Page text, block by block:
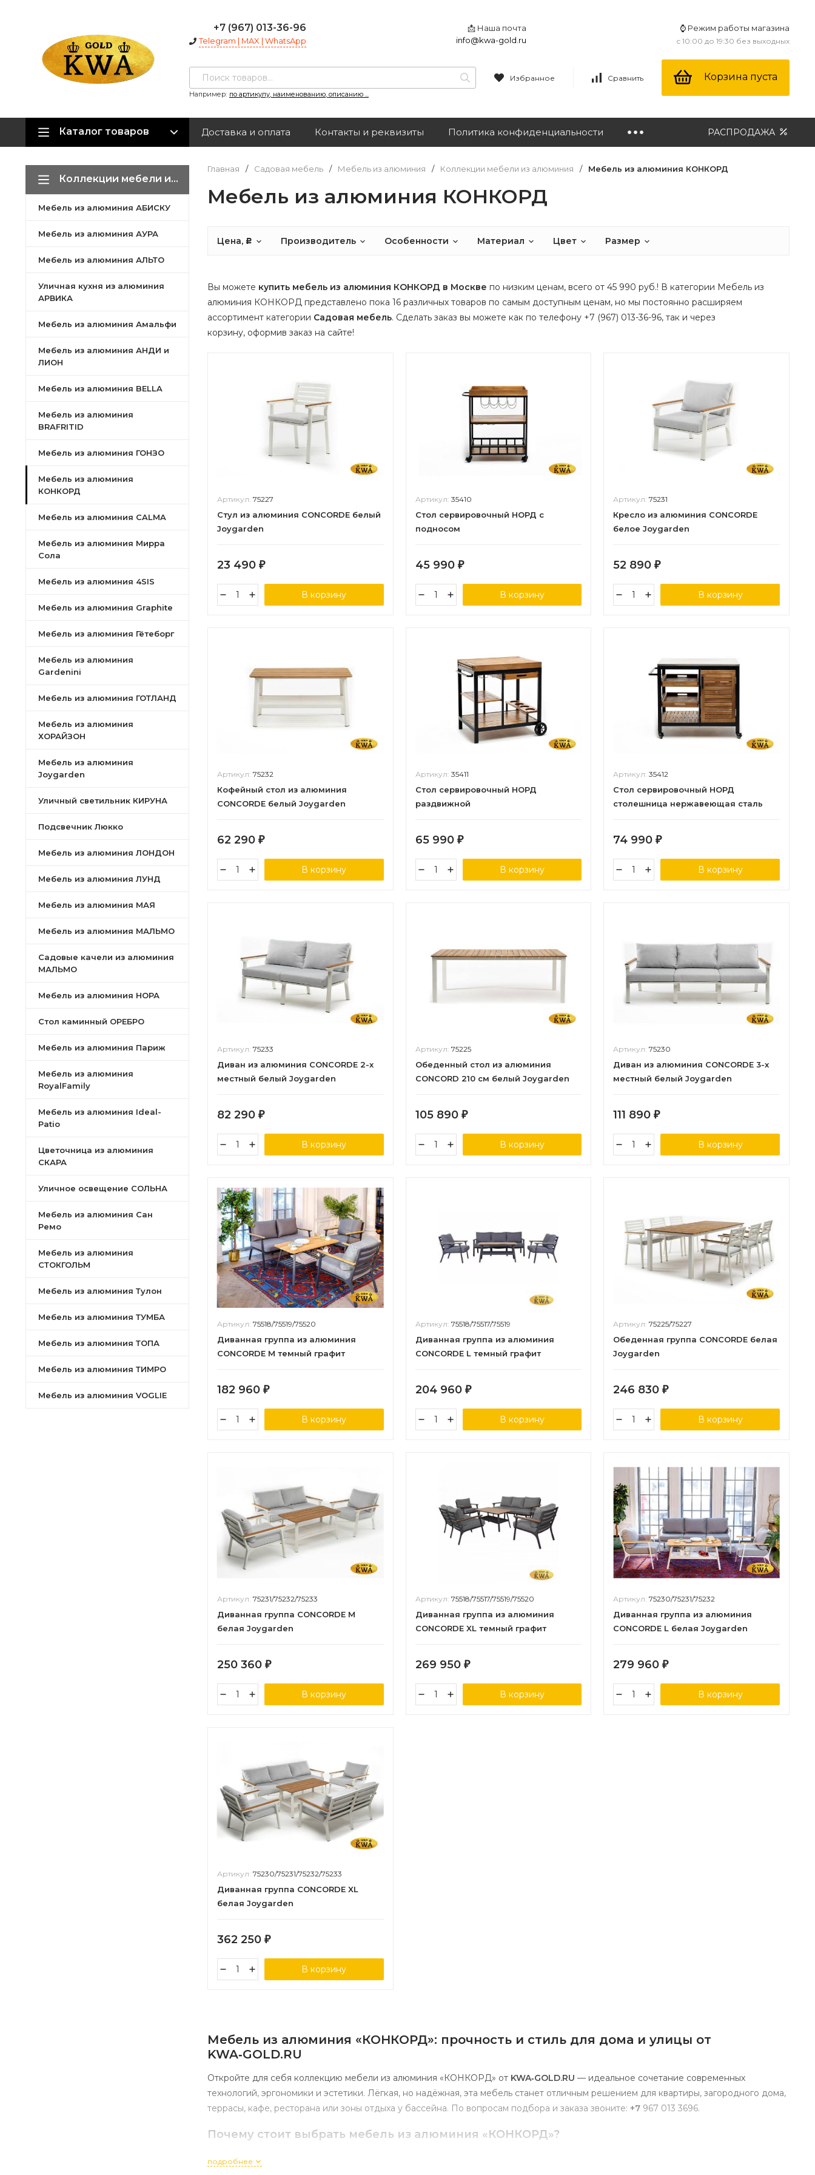
+7 (967) 013-36-96
Telegram | MAX | WhatsApp
📩 Наша почта
info@kwa-gold.ru
⌚ Режим работы магазина
с 10:00 до 19:30 без выходных
Например: по артикулу, наименованию, описанию ...
Избранное Сравнить Корзина пуста
Каталог товаров Доставка и оплата Контакты и реквизиты Политика конфиденциальности РАСПРОДАЖА
Коллекции мебели из алюминия
Мебель из алюминия АБИСКУ
Мебель из алюминия АУРА
Мебель из алюминия АЛЬТО
Уличная кухня из алюминия
АРВИКА
Мебель из алюминия Амальфи
Мебель из алюминия АНДИ и
ЛИОН
Мебель из алюминия BELLA
Мебель из алюминия
BRAFRITID
Мебель из алюминия ГОНЗО
Мебель из алюминия
КОНКОРД
Мебель из алюминия CALMA
Мебель из алюминия Мирра
Сола
Мебель из алюминия 4SIS
Мебель из алюминия Graphite
Мебель из алюминия Гётеборг
Мебель из алюминия
Gardenini
Мебель из алюминия ГОТЛАНД
Мебель из алюминия
ХОРАЙЗОН
Мебель из алюминия
Joygarden
Уличный светильник КИРУНА
Подсвечник Люкко
Мебель из алюминия ЛОНДОН
Мебель из алюминия ЛУНД
Мебель из алюминия МАЯ
Мебель из алюминия МАЛЬМО
Садовые качели из алюминия
МАЛЬМО
Мебель из алюминия НОРА
Стол каминный ОРЕБРО
Мебель из алюминия Париж
Мебель из алюминия
RoyalFamily
Мебель из алюминия Ideal-
Patio
Цветочница из алюминия
СКАРА
Уличное освещение СОЛЬНА
Мебель из алюминия Сан
Ремо
Мебель из алюминия
СТОКГОЛЬМ
Мебель из алюминия Тулон
Мебель из алюминия ТУМБА
Мебель из алюминия ТОПА
Мебель из алюминия ТИМРО
Мебель из алюминия VOGLIE
Главная / Садовая мебель / Мебель из алюминия / Коллекции мебели из алюминия / Мебель из алюминия КОНКОРД
Мебель из алюминия КОНКОРД
Цена, Р Производитель Особенности Материал Цвет Размер
Вы можете купить мебель из алюминия КОНКОРД в Москве по низким ценам, всего от 45 990 руб.! В категории Мебель из
алюминия КОНКОРД представлено пока 16 различных товаров по самым доступным ценам, но мы постоянно расширяем
ассортимент категории Садовая мебель. Сделать заказ вы можете как по телефону +7 (967) 013-36-96, так и через
корзину, оформив заказ на сайте!
Артикул: 75227
Стул из алюминия CONCORDE белый
Joygarden
23 490 ₽
В корзину
Артикул: 35410
Стол сервировочный НОРД с
подносом
45 990 ₽
В корзину
Артикул:75231
Кресло из алюминия CONCORDE
белое Joygarden
52 890₽
В корзину
Артикул: 75232
Кофейный стол из алюминия
CONCORDE белый Joygarden
62 290 ₽
В корзину
Артикул: 35411
Стол сервировочный НОРД
раздвижной
65 990 ₽
В корзину
Артикул:35412
Стол сервировочный НОРД
столешница нержавеющая сталь
74 990₽
В корзину
Артикул: 75233
Диван из алюминия CONCORDE 2-х
местный белый Joygarden
82 290 ₽
В корзину
Артикул: 75225
Обеденный стол из алюминия
CONCORD 210 см белый Joygarden
105 890 ₽
В корзину
Артикул:75230
Диван из алюминия CONCORDE 3-х
местный белый Joygarden
111 890₽
В корзину
Артикул: 75518/75519/75520
Диванная группа из алюминия
CONCORDE M темный графит
182 960 ₽
В корзину
Артикул: 75518/75517/75519
Диванная группа из алюминия
CONCORDE L темный графит
204 960 ₽
В корзину
Артикул:75225/75227
Обеденная группа CONCORDE белая
Joygarden
246 830₽
В корзину
Артикул: 75231/75232/75233
Диванная группа CONCORDE M
белая Joygarden
250 360 ₽
В корзину
Артикул: 75518/75517/75519/75520
Диванная группа из алюминия
CONCORDE XL темный графит
269 950 ₽
В корзину
Артикул:75230/75231/75232
Диванная группа из алюминия
CONCORDE L белая Joygarden
279 960₽
В корзину
Артикул: 75230/75231/75232/75233
Диванная группа CONCORDE XL
белая Joygarden
362 250 ₽
В корзину
Мебель из алюминия «КОНКОРД»: прочность и стиль для дома и улицы от
KWA‑GOLD.RU
Откройте для себя коллекцию мебели из алюминия «КОНКОРД» от KWA‑GOLD.RU — идеальное сочетание современных
технологий, эргономики и эстетики. Лёгкая, но надёжная, эта мебель станет отличным решением для квартиры, загородного дома,
террасы, кафе, ресторана или зоны отдыха у бассейна. По вопросам подбора и заказа звоните: +7 967 013 3696.
Почему стоит выбрать мебель из алюминия «КОНКОРД»?
Коллекция
подробнее